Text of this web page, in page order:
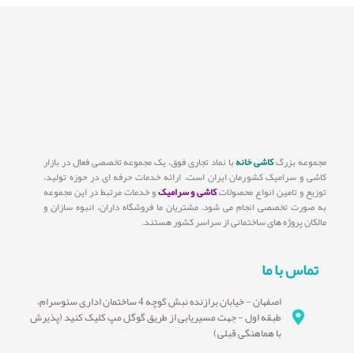
مجموعه بزرگکاشی خانهبا نماد تجاری فوق، یک مجموعه تخصصی فعال در بازار
کاشی و سرامیک کشورمان ایران است. ارائه خدمات حرفه ای در حوزه تولید،
توزیع و تامین انواع محصولاتکاشی و سرامیکو خدمات مرتبط در این مجموعه
به صورت تخصصی انجام می شود. مشتریان ما فروشگاه داران، انبوه سازان و
مالکان پروژه های ساختمانی از سراسر کشور هستند.
تماس با ما
اصفهان - خیابان برازنده نبش کوچه 4 ساختمان اداری سئوسرام،
طبقه اول - جهت مسیریابی از طریق گوگل مپ کلیک کنید (پذیرش
با هماهنگی قبلی)